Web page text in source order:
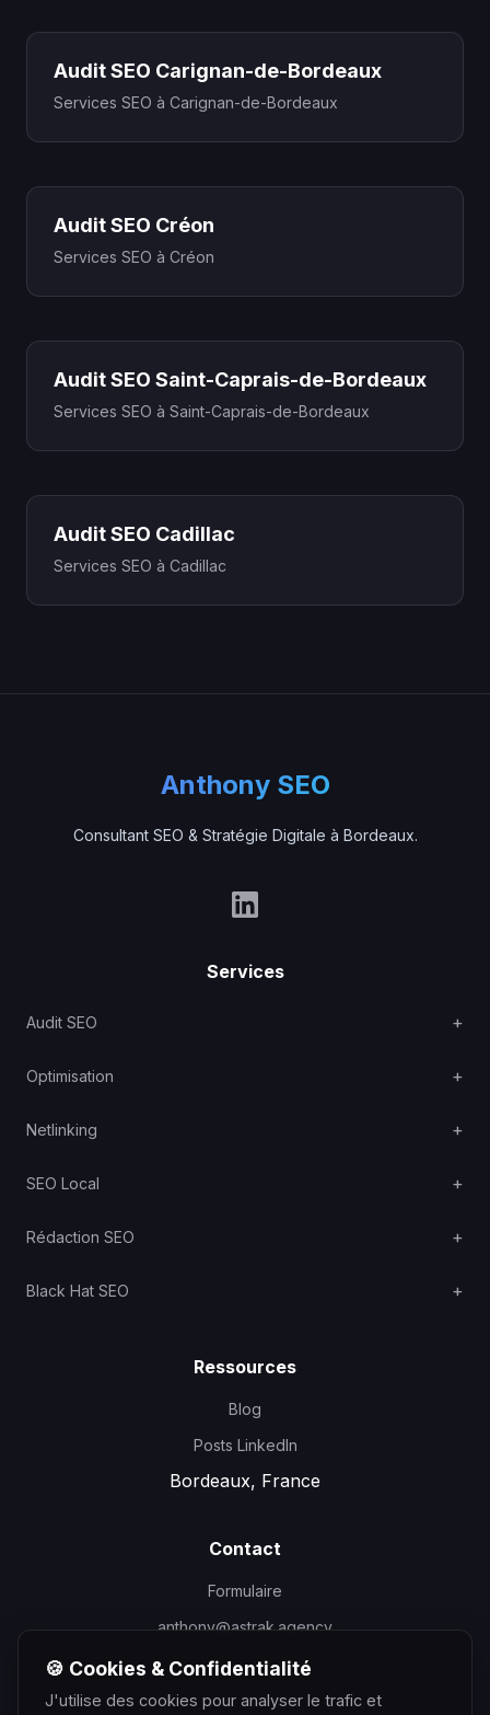
Audit SEO Carignan-de-Bordeaux
Services SEO à Carignan-de-Bordeaux
Audit SEO Créon
Services SEO à Créon
Audit SEO Saint-Caprais-de-Bordeaux
Services SEO à Saint-Caprais-de-Bordeaux
Audit SEO Cadillac
Services SEO à Cadillac
Anthony SEO
Consultant SEO & Stratégie Digitale à Bordeaux.
Services
Audit SEO
Optimisation
Netlinking
SEO Local
Rédaction SEO
Black Hat SEO
Ressources
Blog
Posts LinkedIn
Bordeaux, France
Contact
Formulaire
anthony@astrak.agency
🍪 Cookies & Confidentialité
J'utilise des cookies pour analyser le trafic et